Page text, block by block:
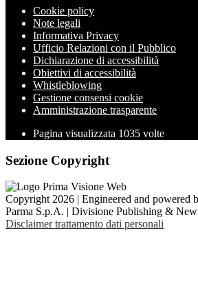
Cookie policy
Note legali
Informativa Privacy
Ufficio Relazioni con il Pubblico
Dichiarazione di accessibilità
Obiettivi di accessibilità
Whistleblowing
Gestione consensi cookie
Amministrazione trasparente
Pagina visualizzata 1035 volte
Sezione Copyright
Copyright 2026 | Engineered and powered
Parma S.p.A. | Divisione Publishing &
Disclaimer trattamento dati personali